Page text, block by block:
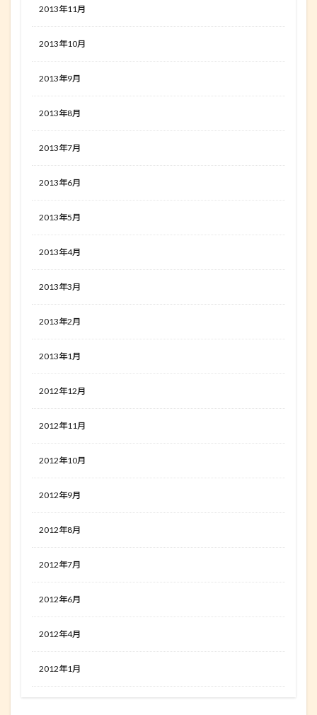
2013年11月
2013年10月
2013年9月
2013年8月
2013年7月
2013年6月
2013年5月
2013年4月
2013年3月
2013年2月
2013年1月
2012年12月
2012年11月
2012年10月
2012年9月
2012年8月
2012年7月
2012年6月
2012年4月
2012年1月